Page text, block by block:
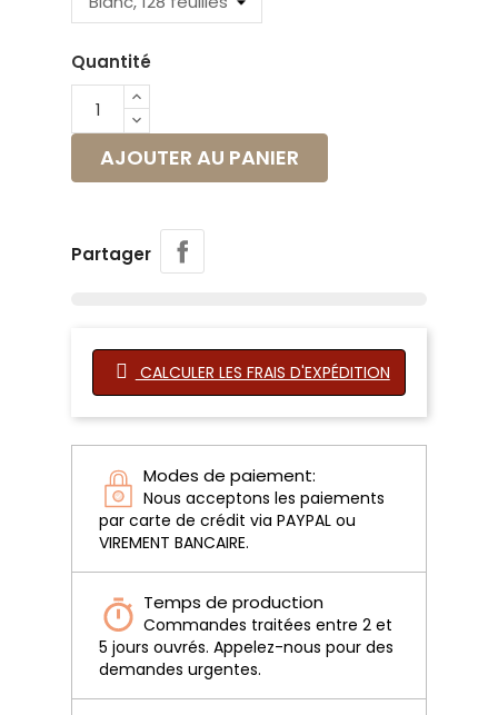
Quantité
AJOUTER AU PANIER
Partager
CALCULER LES FRAIS D'EXPÉDITION
Modes de paiement:
Nous acceptons les paiements
par carte de crédit via PAYPAL ou
VIREMENT BANCAIRE.
Temps de production
Commandes traitées entre 2 et
5 jours ouvrés. Appelez-nous pour des
demandes urgentes.